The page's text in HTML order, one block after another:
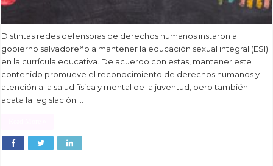
Distintas redes defensoras de derechos humanos instaron al
gobierno salvadoreño a mantener la educación sexual integral (ESI)
en la currícula educativa. De acuerdo con estas, mantener este
contenido promueve el reconocimiento de derechos humanos y
atención a la salud física y mental de la juventud, pero también
acata la legislación …